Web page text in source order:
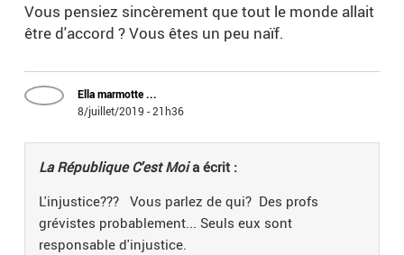
Vous pensiez sincèrement que tout le monde allait
être d'accord ? Vous êtes un peu naïf.
Ella marmotte ...
8/juillet/2019 - 21h36
La République C'est Moia écrit :
L'injustice??? Vous parlez de qui? Des profs
grévistes probablement... Seuls eux sont
responsable d'injustice.